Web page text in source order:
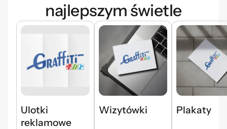
najlepszym świetle
Ulotki
reklamowe
Wizytówki Plakaty